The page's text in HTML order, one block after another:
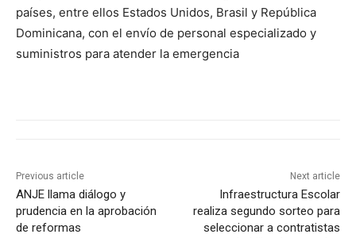
países, entre ellos Estados Unidos, Brasil y República
Dominicana, con el envío de personal especializado y
suministros para atender la emergencia
Previous article
ANJE llama diálogo y
prudencia en la aprobación
de reformas
Next article
Infraestructura Escolar
realiza segundo sorteo para
seleccionar a contratistas